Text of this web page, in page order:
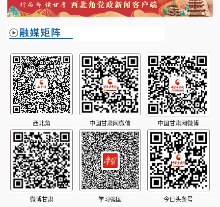
西北角 中国甘肃网微信 中国甘肃网微博
微博甘肃 学习强国 今日头条号